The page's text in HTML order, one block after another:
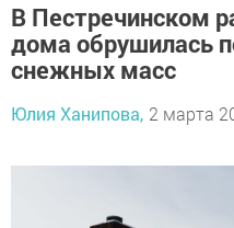
В Пестречинском
дома обрушилась
снежных масс
Юлия Ханипова, 2 марта